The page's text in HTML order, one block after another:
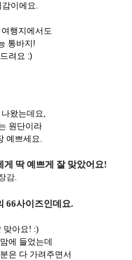
이에요.
행지에서도
통바지!
려요 :)
왔는데요,
원단이라
예쁘세요.
딱 예쁘게 잘 맞았어요!
감.
66사이즈인데요.
맞아요! :)
에 들었는데
은 다 가려주면서